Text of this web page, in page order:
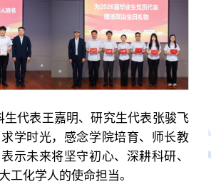
代表王嘉明、研究生代表张骏飞
学时光，感念学院培育、师长教
示未来将坚守初心、深耕科研、
工化学人的使命担当。